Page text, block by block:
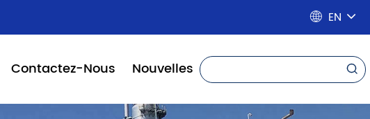
 EN
Contactez-Nous Nouvelles 